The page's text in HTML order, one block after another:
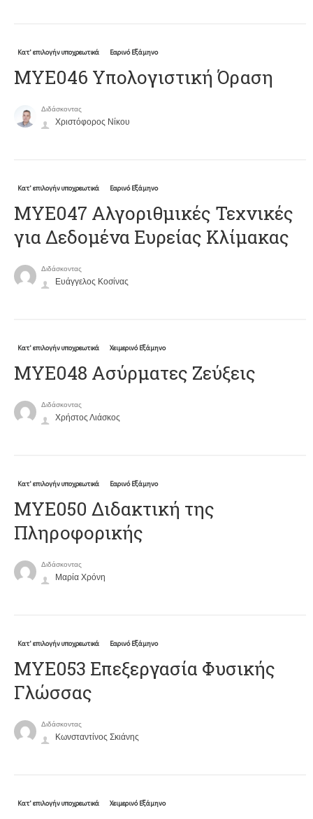
Κατ' επιλογήν υποχρεωτικά Εαρινό Εξάμηνο
ΜΥΕ046 Υπολογιστική Όραση
Διδάσκοντας
Χριστόφορος Νίκου
Κατ' επιλογήν υποχρεωτικά Εαρινό Εξάμηνο
ΜΥΕ047 Αλγοριθμικές Τεχνικές
για Δεδομένα Ευρείας Κλίμακας
Διδάσκοντας
Ευάγγελος Κοσίνας
Κατ' επιλογήν υποχρεωτικά Χειμερινό Εξάμηνο
ΜΥΕ048 Ασύρματες Ζεύξεις
Διδάσκοντας
Χρήστος Λιάσκος
Κατ' επιλογήν υποχρεωτικά Εαρινό Εξάμηνο
ΜΥΕ050 Διδακτική της
Πληροφορικής
Διδάσκοντας
Μαρία Χρόνη
Κατ' επιλογήν υποχρεωτικά Εαρινό Εξάμηνο
ΜΥΕ053 Επεξεργασία Φυσικής
Γλώσσας
Διδάσκοντας
Κωνσταντίνος Σκιάνης
Κατ' επιλογήν υποχρεωτικά Χειμερινό Εξάμηνο